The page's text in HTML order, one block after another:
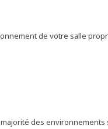
de votre salle
des